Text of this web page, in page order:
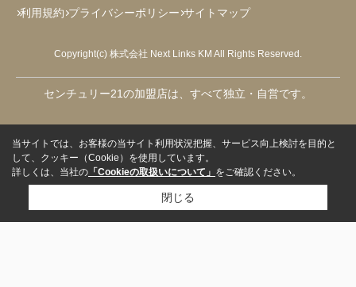
利用規約 プライバシーポリシー サイトマップ
Copyright(c) 株式会社 Next Links KM All Rights Reserved.
センチュリー21の加盟店は、すべて独立・自営です。
当サイトでは、お客様の当サイト利用状況把握、サービス向上検討を目的と
して、クッキー（Cookie）を使用しています。
詳しくは、当社の 「Cookieの取扱いについて」 をご確認ください。
閉じる